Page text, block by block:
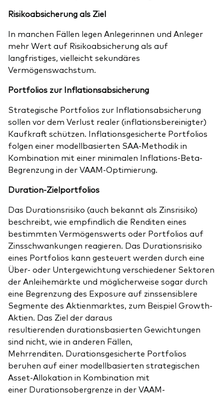
Risikoabsicherung als Ziel
In manchen Fällen legen Anlegerinnen und Anleger
mehr Wert auf Risikoabsicherung als auf
langfristiges, vielleicht sekundäres
Vermögenswachstum.
Portfolios zur Inflationsabsicherung
Strategische Portfolios zur Inflationsabsicherung
sollen vor dem Verlust realer (inflationsbereinigter)
Kaufkraft schützen. Inflationsgesicherte Portfolios
folgen einer modellbasierten SAA-Methodik in
Kombination mit einer minimalen Inflations-Beta-
Begrenzung in der VAAM-Optimierung.
Duration-Zielportfolios
Das Durationsrisiko (auch bekannt als Zinsrisiko)
beschreibt, wie empfindlich die Renditen eines
bestimmten Vermögenswerts oder Portfolios auf
Zinsschwankungen reagieren. Das Durationsrisiko
eines Portfolios kann gesteuert werden durch eine
Über- oder Untergewichtung verschiedener Sektoren
der Anleihemärkte und möglicherweise sogar durch
eine Begrenzung des Exposure auf zinssensiblere
Segmente des Aktienmarktes, zum Beispiel Growth-
Aktien. Das Ziel der daraus
resultierenden durationsbasierten Gewichtungen
sind nicht, wie in anderen Fällen,
Mehrrenditen. Durationsgesicherte Portfolios
beruhen auf einer modellbasierten strategischen
Asset-Allokation in Kombination mit
einer Durationsobergrenze in der VAAM-